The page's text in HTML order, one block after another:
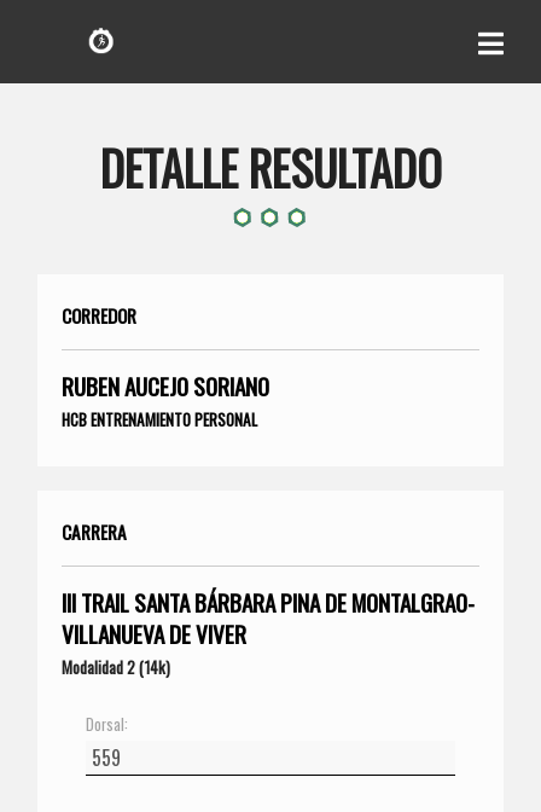
DETALLE RESULTADO
CORREDOR
RUBEN AUCEJO SORIANO
HCB ENTRENAMIENTO PERSONAL
CARRERA
III TRAIL SANTA BÁRBARA PINA DE MONTALGRAO-
VILLANUEVA DE VIVER
Modalidad 2 (14k)
Dorsal: